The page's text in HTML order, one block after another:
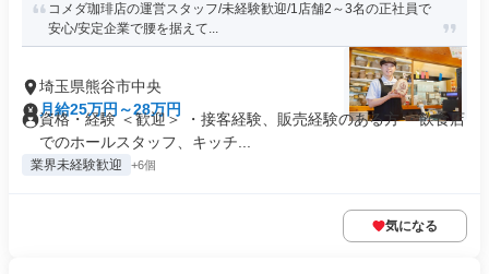
コメダ珈琲店の運営スタッフ/未経験歓迎/1店舗2～3名の正社員で
安心/安定企業で腰を据えて...
埼玉県熊谷市中央
月給25万円～28万円
資格・経験 ＜歓迎＞ ・接客経験、販売経験のある方 ・飲食店
でのホールスタッフ、キッチ...
業界未経験歓迎 +6個
気になる